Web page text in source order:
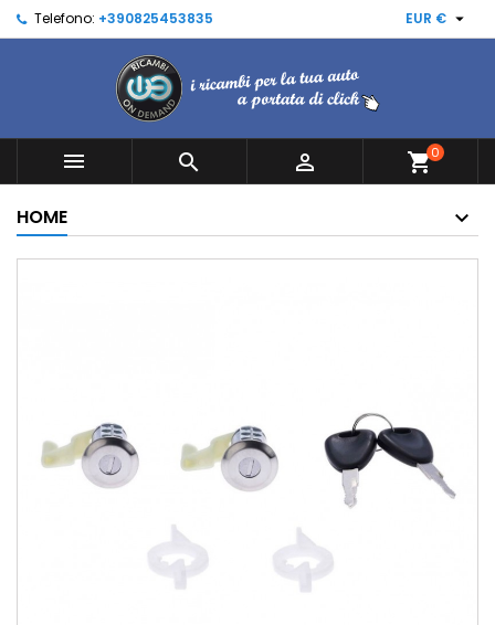
Telefono: +390825453835 EUR € 
   shopping_cart0
HOME